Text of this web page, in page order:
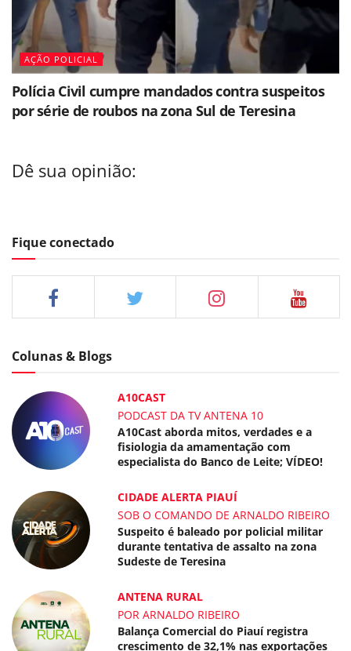
AÇÃO POLICIAL
Polícia Civil cumpre mandados contra suspeitos
por série de roubos na zona Sul de Teresina
Dê sua opinião:
Fique conectado
Colunas & Blogs
A10CAST
PODCAST DA TV ANTENA 10
A10Cast aborda mitos, verdades e a
fisiologia da amamentação com
especialista do Banco de Leite; VÍDEO!
CIDADE ALERTA PIAUÍ
SOB O COMANDO DE ARNALDO RIBEIRO
Suspeito é baleado por policial militar
durante tentativa de assalto na zona
Sudeste de Teresina
ANTENA RURAL
POR ARNALDO RIBEIRO
Balança Comercial do Piauí registra
crescimento de 32,1% nas exportações